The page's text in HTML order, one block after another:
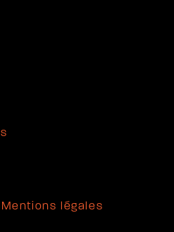
Mentions légales